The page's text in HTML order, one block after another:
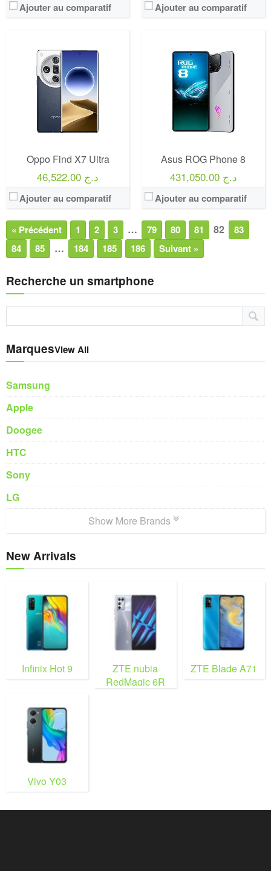
Ajouter au comparatif Ajouter au comparatif
Oppo Find X7 Ultra
46,522.00 د.ج
Ajouter au comparatif
Asus ROG Phone 8
431,050.00 د.ج
Ajouter au comparatif
« Précédent 1 2 3 … 79 80 81 82
83
84
85 … 184 185 186 Suivant »
Recherche un smartphone
MarquesView All
Samsung
Apple
Doogee
HTC
Sony
LG
Show More Brands
New Arrivals
Infinix Hot 9
ZTE nubia
RedMagic 6R
ZTE Blade A71
Vivo Y03